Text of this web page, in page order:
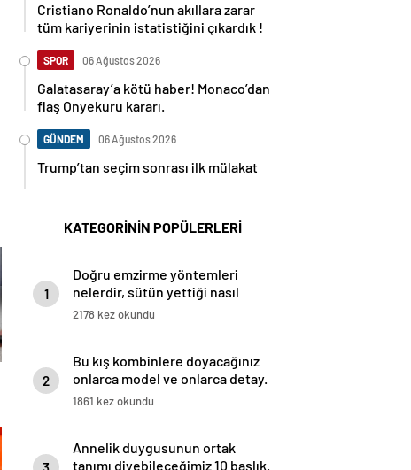
Cristiano Ronaldo’nun akıllara zarar
tüm kariyerinin istatistiğini çıkardık !
SPOR 06 Ağustos 2026
Galatasaray’a kötü haber! Monaco’dan
flaş Onyekuru kararı.
GÜNDEM 06 Ağustos 2026
Trump’tan seçim sonrası ilk mülakat
KATEGORİNİN POPÜLERLERİ
1
Doğru emzirme yöntemleri
nelerdir, sütün yettiği nasıl
anlaşılır?
2178 kez okundu
2
Bu kış kombinlere doyacağınız
onlarca model ve onlarca detay.
1861 kez okundu
Annelik duygusunun ortak
tanımı diyebileceğimiz 10 başlık.